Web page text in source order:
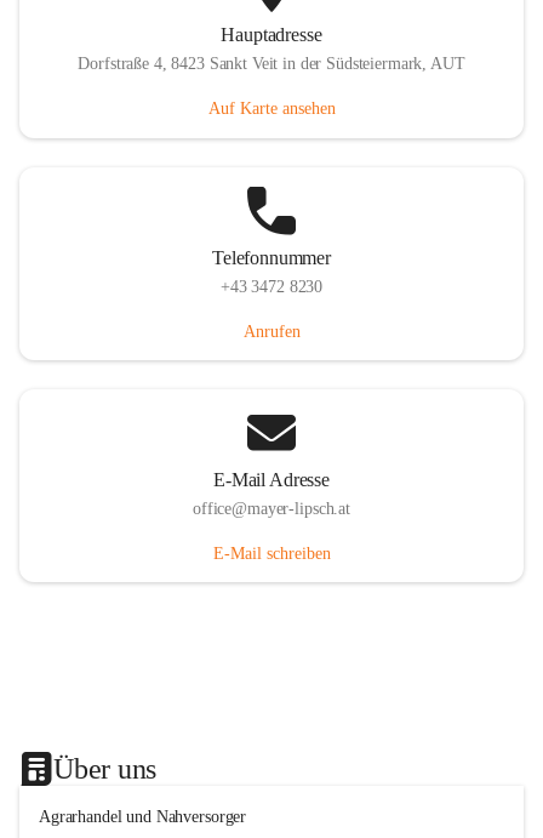
Hauptadresse
Dorfstraße 4, 8423 Sankt Veit in der Südsteiermark, AUT
Auf Karte ansehen
Telefonnummer
+43 3472 8230
Anrufen
E-Mail Adresse
office@mayer-lipsch.at
E-Mail schreiben
Über uns
Agrarhandel und Nahversorger